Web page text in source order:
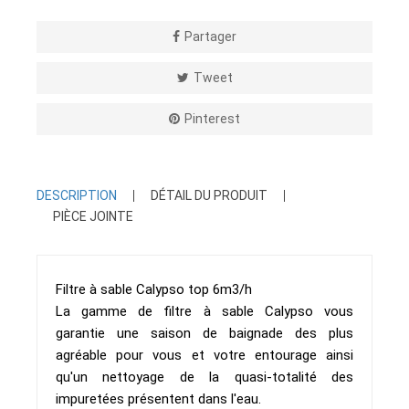
Partager
Tweet
Pinterest
DESCRIPTION
DÉTAIL DU PRODUIT
PIÈCE JOINTE
Filtre à sable Calypso top 6m3/h
La gamme de filtre à sable Calypso vous
garantie une saison de baignade des plus
agréable pour vous et votre entourage ainsi
qu'un nettoyage de la quasi-totalité des
impuretées présentent dans l'eau.